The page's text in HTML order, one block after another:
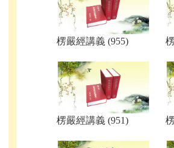
楞嚴經講義 (955)
楞嚴經講義 (951)